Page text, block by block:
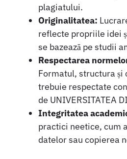
plagiatului.
Originalitatea:
reflecte propriile idei
se bazează pe studii
Respectarea
Formatul, structura și
trebuie respectate
de UNIVERSITATEA
Integritatea
practici neetice, cum
datelor sau copierea